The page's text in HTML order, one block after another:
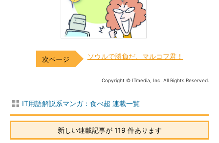
ソウルで勝負だ、マルコフ君！
Copyright © ITmedia, Inc. All Rights Reserved.
IT用語解説系マンガ：食べ超 連載一覧
新しい連載記事が 119 件あります